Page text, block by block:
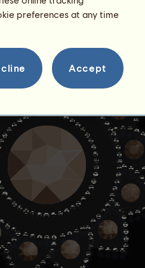
preferences at any time
Accept